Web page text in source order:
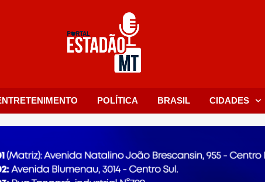
POLÍTICA BRASIL CIDADES